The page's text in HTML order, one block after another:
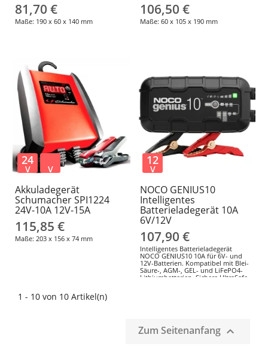
81,70 €
Maße: 190 x 60 x 140 mm
106,50 €
Maße: 60 x 105 x 190 mm
Akkuladegerät
Schumacher SPI1224
24V-10A 12V-15A
115,85 €
Maße: 203 x 156 x 74 mm
24
V V
NOCO GENIUS10
Intelligentes
Batterieladegerät 10A
6V/12V
107,90 €
Intelligentes Batterieladegerät
NOCO GENIUS10 10A für 6V- und
12V-Batterien. Kompatibel mit Blei-
Säure-, AGM-, GEL- und LiFePO4-
Lithiumbatterien. Sichere UltraSafe-
12
V
1 - 10 von 10 Artikel(n)
Zum Seitenanfang 